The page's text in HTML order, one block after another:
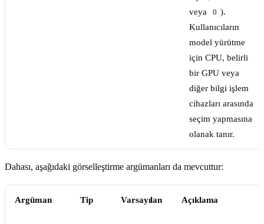
veya 0 ).
Kullanıcıların
model yürütme
için CPU, belirli
bir GPU veya
diğer bilgi işlem
cihazları arasında
seçim yapmasına
olanak tanır.
Dahası, aşağıdaki görselleştirme argümanları da mevcuttur:
Argüman Tip Varsayılan Açıklama